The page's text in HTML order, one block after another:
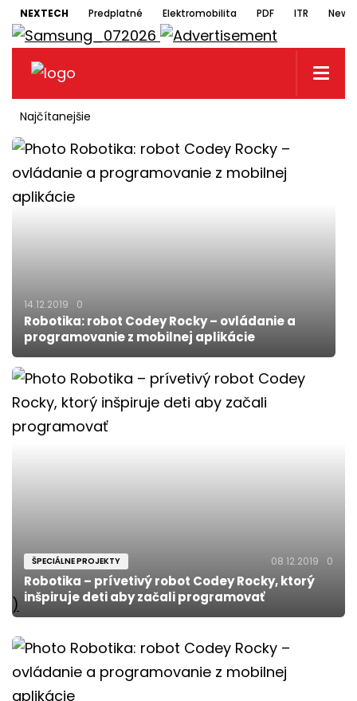
NEXTECH Predplatné Elektromobilita PDF ITR
Najčítanejšie
14.12.2019 0
Robotika: robot Codey Rocky – ovládanie a
programovanie z mobilnej aplikácie
)
ŠPECIÁLNE PROJEKTY 08.12.2019 0
Robotika – prívetivý robot Codey Rocky, ktorý
inšpiruje deti aby začali programovať